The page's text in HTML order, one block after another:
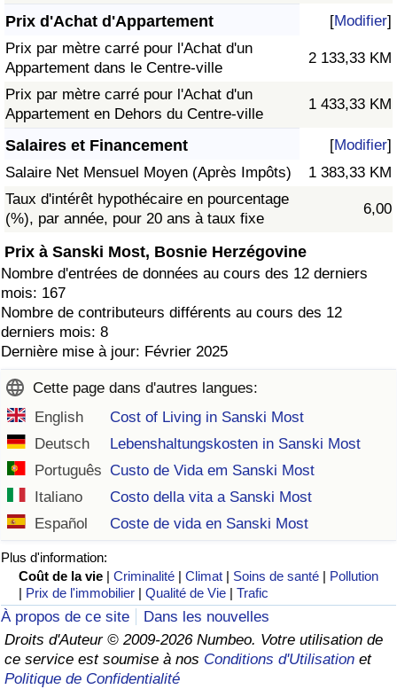
Prix d'Achat d'Appartement [Modifier]
Prix par mètre carré pour l'Achat d'un
Appartement dans le Centre-ville
2 133,33 KM
Prix par mètre carré pour l'Achat d'un
Appartement en Dehors du Centre-ville
1 433,33 KM
Salaires et Financement [Modifier]
Salaire Net Mensuel Moyen (Après Impôts)
1 383,33 KM
Taux d'intérêt hypothécaire en pourcentage
(%), par année, pour 20 ans à taux fixe
6,00
Prix à Sanski Most, Bosnie Herzégovine
Nombre d'entrées de données au cours des 12 derniers
mois: 167
Nombre de contributeurs différents au cours des 12
derniers mois: 8
Dernière mise à jour: Février 2025
Cette page dans d'autres langues:
English
Cost of Living in Sanski Most
Deutsch
Lebenshaltungskosten in Sanski Most
Português Custo de Vida em Sanski Most
Italiano
Costo della vita a Sanski Most
Español
Coste de vida en Sanski Most
Plus d'information:
Coût de la vie |Criminalité |Climat | Soins de santé | Pollution
| Prix de l'immobilier |Qualité de Vie |Trafic
À propos de ce site
Dans les nouvelles
Droits d'Auteur © 2009-2026 Numbeo. Votre utilisation de
ce service est soumise à nos Conditions d'Utilisation et
Politique de Confidentialité